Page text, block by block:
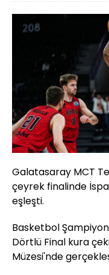
Galatasaray MCT
çeyrek finalinde
eşleşti.
Basketbol
Dörtlü Final kura
Müzesi'nde